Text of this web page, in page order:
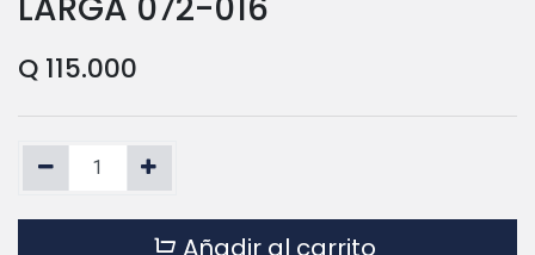
Q 115.000
Añadir al carrito